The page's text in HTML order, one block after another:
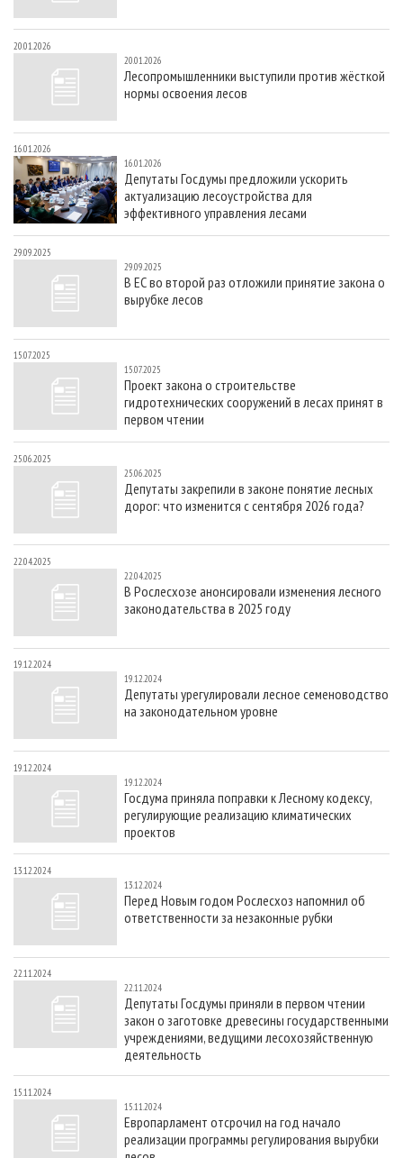
20.01.2026
20.01.2026
Лесопромышленники выступили против жёсткой
нормы освоения лесов
16.01.2026
16.01.2026
Депутаты Госдумы предложили ускорить
актуализацию лесоустройства для
эффективного управления лесами
29.09.2025
29.09.2025
В ЕС во второй раз отложили принятие закона о
вырубке лесов
15.07.2025
15.07.2025
Проект закона о строительстве
гидротехнических сооружений в лесах принят в
первом чтении
25.06.2025
25.06.2025
Депутаты закрепили в законе понятие лесных
дорог: что изменится с сентября 2026 года?
22.04.2025
22.04.2025
В Рослесхозе анонсировали изменения лесного
законодательства в 2025 году
19.12.2024
19.12.2024
Депутаты урегулировали лесное семеноводство
на законодательном уровне
19.12.2024
19.12.2024
Госдума приняла поправки к Лесному кодексу,
регулирующие реализацию климатических
проектов
13.12.2024
13.12.2024
Перед Новым годом Рослесхоз напомнил об
ответственности за незаконные рубки
22.11.2024
22.11.2024
Депутаты Госдумы приняли в первом чтении
закон о заготовке древесины государственными
учреждениями, ведущими лесохозяйственную
деятельность
15.11.2024
15.11.2024
Европарламент отсрочил на год начало
реализации программы регулирования вырубки